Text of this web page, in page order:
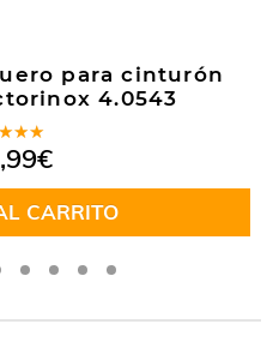
para cinturón
4.0543
€
CARRITO